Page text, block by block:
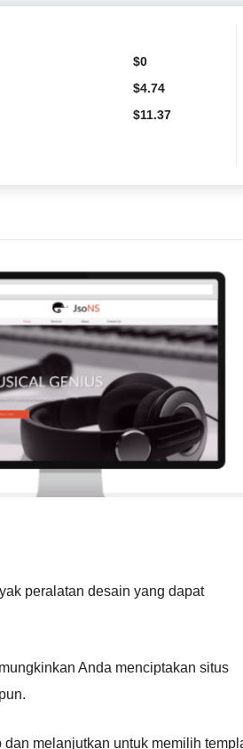
$0
$4.74
$11.37
peralatan desain yang dapat
Anda menciptakan situs
melanjutkan untuk memilih